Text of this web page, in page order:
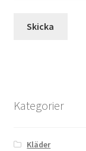
Kategorier
Kläder